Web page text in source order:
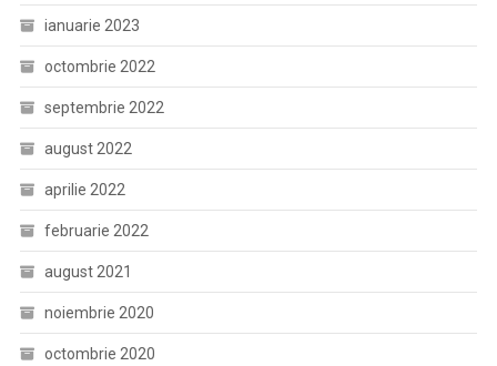
ianuarie 2023
octombrie 2022
septembrie 2022
august 2022
aprilie 2022
februarie 2022
august 2021
noiembrie 2020
octombrie 2020